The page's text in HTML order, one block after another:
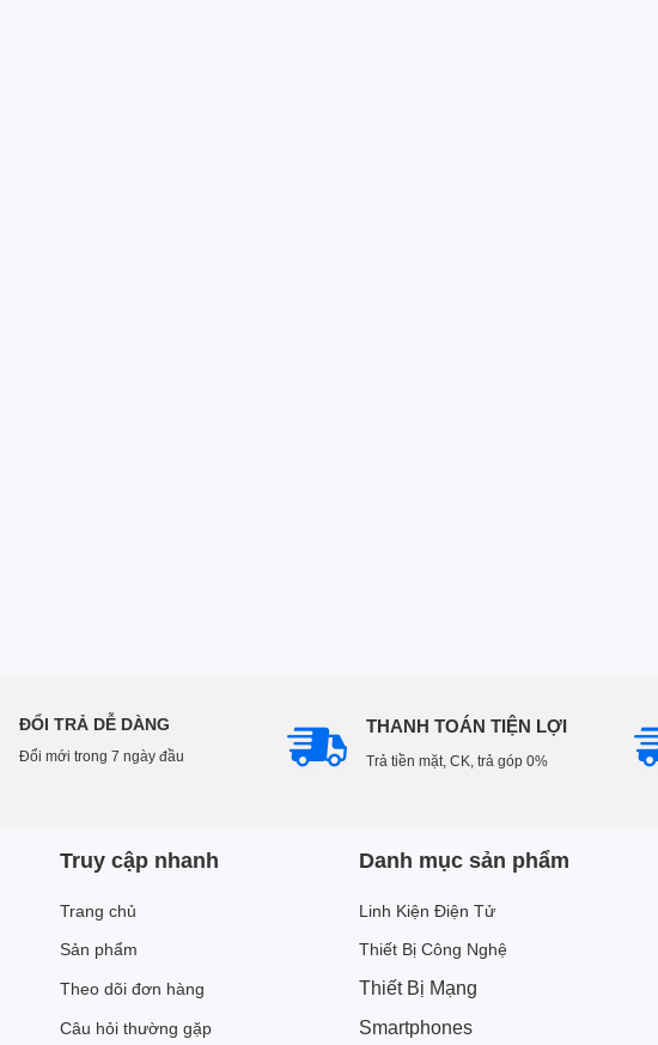
ĐỔI TRẢ DỄ DÀNG
Đổi mới trong 7 ngày đầu
THANH TOÁN TIỆN LỢI
Trả tiền mặt, CK, trả góp 0%
Truy cập nhanh
Trang chủ
Sản phẩm
Theo dõi đơn hàng
Câu hỏi thường gặp
Danh mục sản phẩm
Linh Kiện Điện Tử
Thiết Bị Công Nghệ
Thiết Bị Mạng
Smartphones